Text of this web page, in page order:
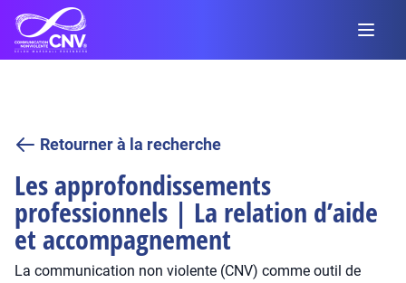
Retourner à la recherche
Les approfondissements
professionnels | La relation d’aide
et accompagnement
La communication non violente (CNV) comme outil de